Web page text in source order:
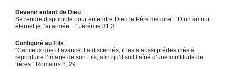
Devenir enfant de Dieu :
Se rendre disponible pour entendre Dieu le Père me dire : “D’un amour
éternel je t’ai aimée…” Jérémie 31,3
Configuré au Fils :
“Car ceux que d’avance il a discernés, il les a aussi prédestinés à
reproduire l’image de son Fils, afin qu’il soit l’aîné d’une multitude de
frères.” Romains 8, 29